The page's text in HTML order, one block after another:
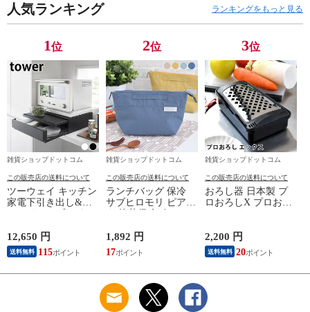
い 学生 可愛い 女子
人気ランキング ランキングをもっと見る
1位
雑貨ショップドットコム
この販売店の送料について
ツーウェイ キッチン
家電下引き出し&ス
ライドテーブル タワ
納 レンジ 下 炊飯器
作業台 タワーシリー
ズ レンジ台 2007
12,650 円
送料無料 115
2位
雑貨ショップドットコム
この販売店の送料について
ランチバッグ 保冷
サブヒロモリ ピアン
タ 抗菌保冷ポーチ
れ レディース 保温
シンプル 弁当袋 弁
当 大人 手提げ 小さ
い 学生 可愛い 女子
1,892 円
17
3位
雑貨ショップドットコム
この販売店の送料について
おろし器 日本製 プ
ロおろしX プロおろ
切り付き 大根おろし
楽におろせる 調理器
具 グレーダー 滑り
粗め 湾曲構造 傾斜
キッチンツール 離乳
2,200 円
送料無料 20